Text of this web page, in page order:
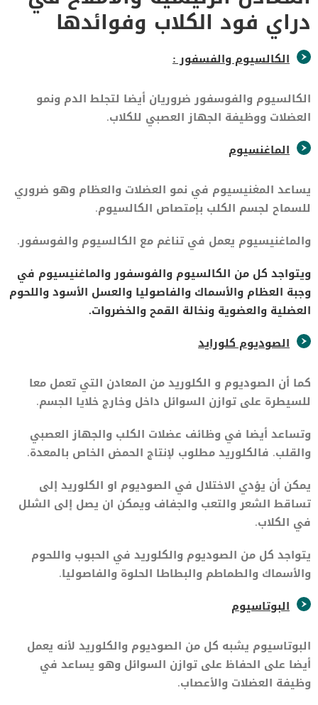
دراي فود الكلاب وفوائدها
الكالسيوم والفسفور :
الكالسيوم والفوسفور ضروريان أيضا لتجلط الدم ونمو
العضلات ووظيفة الجهاز العصبي للكلاب.
الماغنسيوم
يساعد المغنيسيوم في نمو العضلات والعظام وهو ضروري
للسماح لجسم الكلب بإمتصاص الكالسيوم.
والماغنيسيوم يعمل في تناغم مع الكالسيوم والفوسفور.
ويتواجد كل من الكالسيوم والفوسفور والماغنيسيوم في
وجبة العظام والأسماك والفاصوليا والعسل الأسود واللحوم
العضلية والعضوية ونخالة القمح والخضروات.
الصوديوم كلورايد
كما أن الصوديوم و الكلوريد من المعادن التي تعمل معا
للسيطرة على توازن السوائل داخل وخارج خلايا الجسم.
وتساعد أيضا في وظائف عضلات الكلب والجهاز العصبي
والقلب. فالكلوريد مطلوب لإنتاج الحمض الخاص بالمعدة.
يمكن أن يؤدي الاختلال في الصوديوم او الكلوريد إلى
تساقط الشعر والتعب والجفاف ويمكن ان يصل إلى الشلل
في الكلاب.
يتواجد كل من الصوديوم والكلوريد في الحبوب واللحوم
والأسماك والطماطم والبطاطا الحلوة والفاصوليا.
البوتاسيوم
البوتاسيوم يشبه كل من الصوديوم والكلوريد لأنه يعمل
أيضا على الحفاظ على توازن السوائل وهو يساعد في
وظيفة العضلات والأعصاب.